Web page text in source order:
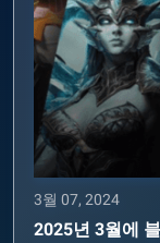
3월 07, 2024
2025년 3월에